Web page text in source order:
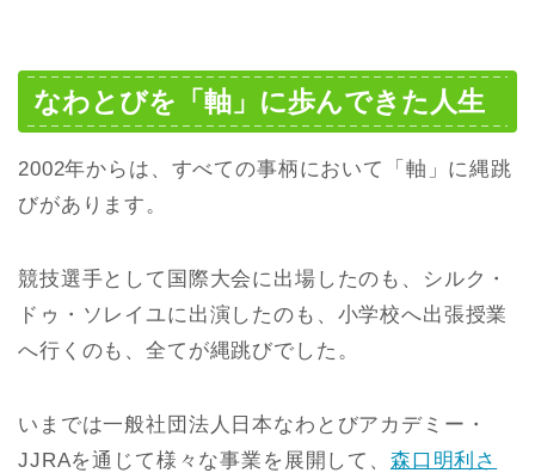
なわとびを「軸」に歩んできた人生
2002年からは、すべての事柄において「軸」に縄跳
びがあります。
競技選手として国際大会に出場したのも、シルク・
ドゥ・ソレイユに出演したのも、小学校へ出張授業
へ行くのも、全てが縄跳びでした。
いまでは一般社団法人日本なわとびアカデミー・
JJRAを通じて様々な事業を展開して、 森口明利さ